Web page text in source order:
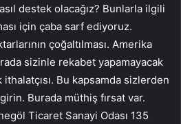
destek olacağız? Bunlarla ilgili
için çaba sarf ediyoruz.
çoğaltılması. Amerika
sizinle rekabet yapamayacak
Bu kapsamda sizlerden
Burada müthiş fırsat var.
Ticaret Sanayi Odası 135